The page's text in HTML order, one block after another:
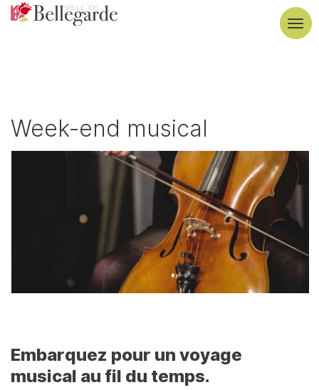
Aller
au
Week-end musical
Contenu
Embarquez pour un voyage
musical au fil du temps.